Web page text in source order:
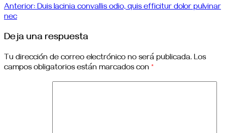
Anterior: Duis lacinia convallis odio, quis efficitur dolor pulvinar
nec
Deja una respuesta
Tu dirección de correo electrónico no será publicada. Los
campos obligatorios están marcados con *